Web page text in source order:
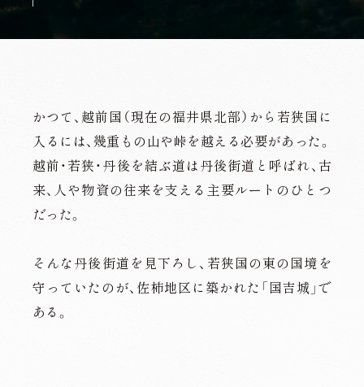
かつて、越前国（現在の福井県北部）から若狭国に
入るには、幾重もの山や峠を越える必要があった。
越前・若狭・丹後を結ぶ道は丹後街道と呼ばれ、古
来、人や物資の往来を支える主要ルートのひとつ
だった。
そんな丹後街道を見下ろし、若狭国の東の国境を
守っていたのが、佐柿地区に築かれた「国吉城」で
ある。